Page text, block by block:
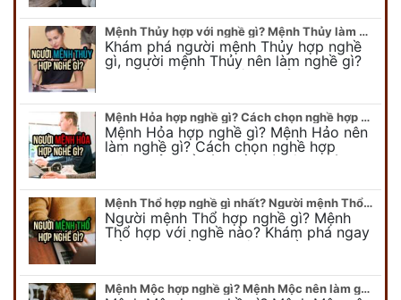
Mệnh Thủy hợp với nghề gì? Mệnh Thủy làm nghề gì để #Ăn nên làm ra
Khám phá người mệnh Thủy hợp nghề
gì, người mệnh Thủy nên làm nghề gì?
Chi tiết nghề hợp mệnh Thủy sẽ được
Mệnh Hỏa hợp nghề gì? Cách chọn nghề hợp mệnh Hỏa hút nhiều tài lộc
Mệnh Hỏa hợp nghề gì? Mệnh Hảo nên
làm nghề gì? Cách chọn nghề hợp
mệnh Hỏa để hút nhiều tài lộc. Giúp
Mệnh Thổ hợp nghề gì nhất? Người mệnh Thổ kỵ nghề gì?
Người mệnh Thổ hợp nghề gì? Mệnh
Thổ hợp với nghề nào? Khám phá ngay
để chọn nghề hợp mệnh Thổ. Cũng như
Mệnh Mộc hợp nghề gì? Mệnh Mộc nên làm gì? Mệnh Mộc kỵ nghề nào?